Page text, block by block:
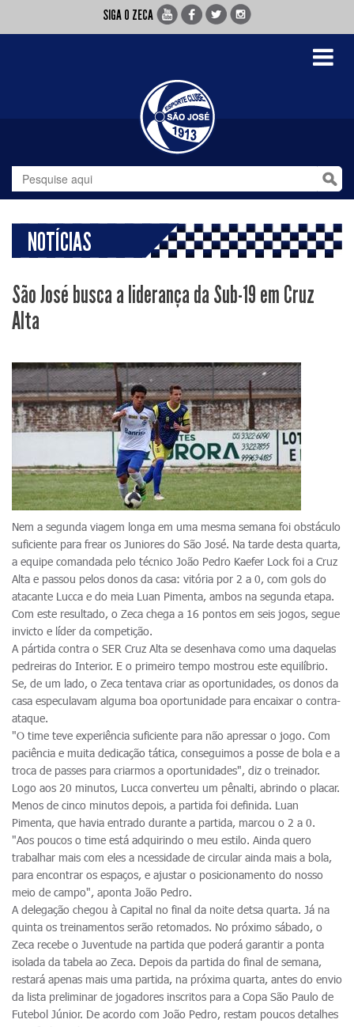
SIGA O ZECA
Toggle
NOTÍCIAS
São José busca a liderança da Sub-19 em Cruz
Alta
Nem a segunda viagem longa em uma mesma semana foi obstáculo
suficiente para frear os Juniores do São José. Na tarde desta quarta,
a equipe comandada pelo técnico João Pedro Kaefer Lock foi a Cruz
Alta e passou pelos donos da casa: vitória por 2 a 0, com gols do
atacante Lucca e do meia Luan Pimenta, ambos na segunda etapa.
Com este resultado, o Zeca chega a 16 pontos em seis jogos, segue
invicto e líder da competição.
A pártida contra o SER Cruz Alta se desenhava como uma daquelas
pedreiras do Interior. E o primeiro tempo mostrou este equilíbrio.
Se, de um lado, o Zeca tentava criar as oportunidades, os donos da
casa especulavam alguma boa oportunidade para encaixar o contra-
ataque.
"O time teve experiência suficiente para não apressar o jogo. Com
paciência e muita dedicação tática, conseguimos a posse de bola e a
troca de passes para criarmos a oportunidades", diz o treinador.
Logo aos 20 minutos, Lucca converteu um pênalti, abrindo o placar.
Menos de cinco minutos depois, a partida foi definida. Luan
Pimenta, que havia entrado durante a partida, marcou o 2 a 0.
"Aos poucos o time está adquirindo o meu estilo. Ainda quero
trabalhar mais com eles a ncessidade de circular ainda mais a bola,
para encontrar os espaços, e ajustar o posicionamento do nosso
meio de campo", aponta João Pedro.
A delegação chegou à Capital no final da noite detsa quarta. Já na
quinta os treinamentos serão retomados. No próximo sábado, o
Zeca recebe o Juventude na partida que poderá garantir a ponta
isolada da tabela ao Zeca. Depois da partida do final de semana,
restará apenas mais uma partida, na próxima quarta, antes do envio
da lista preliminar de jogadores inscritos para a Copa São Paulo de
Futebol Júnior. De acordo com João Pedro, restam poucos detalhes